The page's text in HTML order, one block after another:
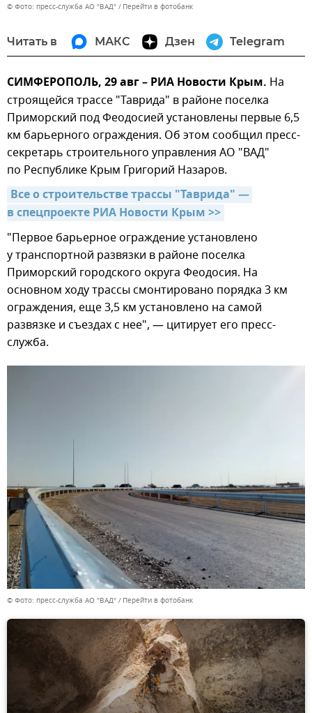
© Фото: пресс-служба АО "ВАД" Перейти в фотобанк
Читать в МАКС Дзен Telegram
СИМФЕРОПОЛЬ, 29 авг – РИА Новости Крым. На
строящейся трассе "Таврида" в районе поселка
Приморский под Феодосией установлены первые 6,5
км барьерного ограждения. Об этом сообщил пресс-
секретарь строительного управления АО "ВАД"
по Республике Крым Григорий Назаров.
Все о строительстве трассы "Таврида" —
в спецпроекте РИА Новости Крым >>
"Первое барьерное ограждение установлено
у транспортной развязки в районе поселка
Приморский городского округа Феодосия. На
основном ходу трассы смонтировано порядка 3 км
ограждения, еще 3,5 км установлено на самой
развязке и съездах с нее", — цитирует его пресс-
служба.
© Фото: пресс-служба АО "ВАД" Перейти в фотобанк